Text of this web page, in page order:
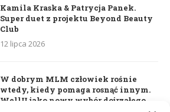
Kamila Kraska & Patrycja Panek.
Super duet z projektu Beyond Beauty
Club
12 lipca 2026
W dobrym MLM człowiek rośnie
wtedy, kiedy pomaga rosnąć innym.
WellU jako nowy wybór dojrzałego